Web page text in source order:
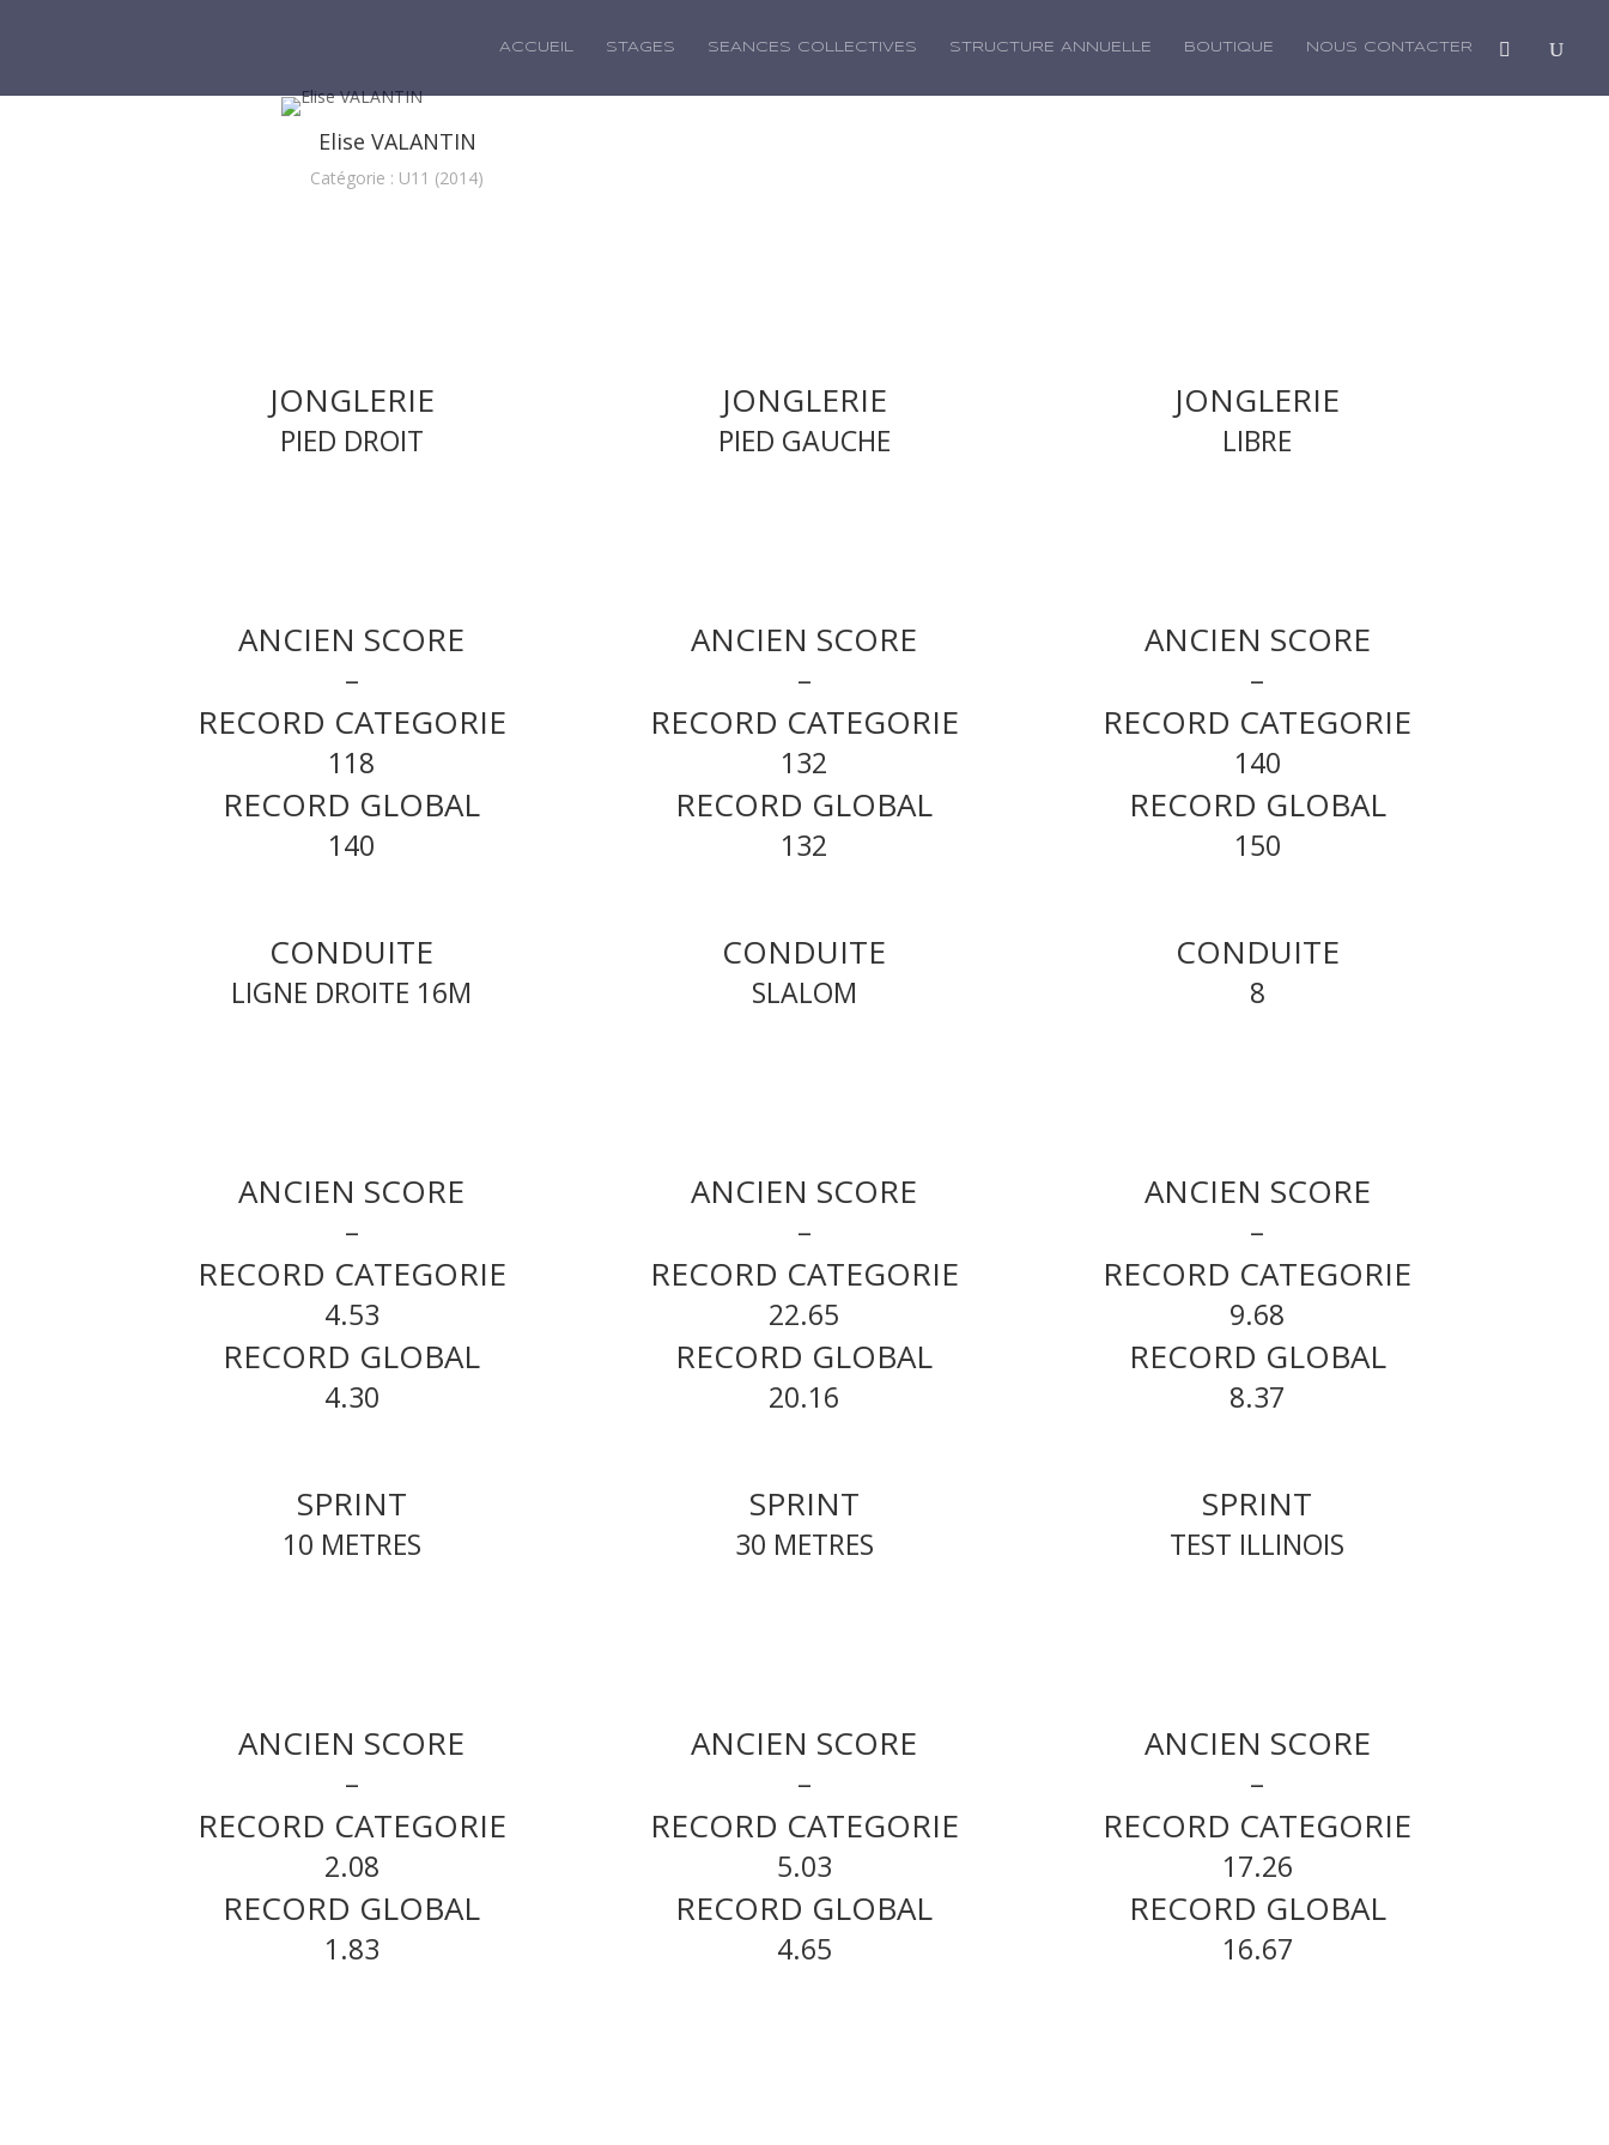
ACCUEIL STAGES SEANCES COLLECTIVES STRUCTURE ANNUELLE BOUTIQUE NOUS CONTACTER
Elise VALANTIN
Catégorie : U11 (2014)
JONGLERIE
PIED DROIT
ANCIEN SCORE
–
RECORD CATEGORIE
118
RECORD GLOBAL
140
JONGLERIE
PIED GAUCHE
ANCIEN SCORE
–
RECORD CATEGORIE
132
RECORD GLOBAL
132
JONGLERIE
LIBRE
ANCIEN SCORE
–
RECORD CATEGORIE
140
RECORD GLOBAL
150
CONDUITE
LIGNE DROITE 16M
ANCIEN SCORE
–
RECORD CATEGORIE
4.53
RECORD GLOBAL
4.30
CONDUITE
SLALOM
ANCIEN SCORE
–
RECORD CATEGORIE
22.65
RECORD GLOBAL
20.16
CONDUITE
8
ANCIEN SCORE
–
RECORD CATEGORIE
9.68
RECORD GLOBAL
8.37
SPRINT
10 METRES
ANCIEN SCORE
–
RECORD CATEGORIE
2.08
RECORD GLOBAL
1.83
SPRINT
30 METRES
ANCIEN SCORE
–
RECORD CATEGORIE
5.03
RECORD GLOBAL
4.65
SPRINT
TEST ILLINOIS
ANCIEN SCORE
–
RECORD CATEGORIE
17.26
RECORD GLOBAL
16.67